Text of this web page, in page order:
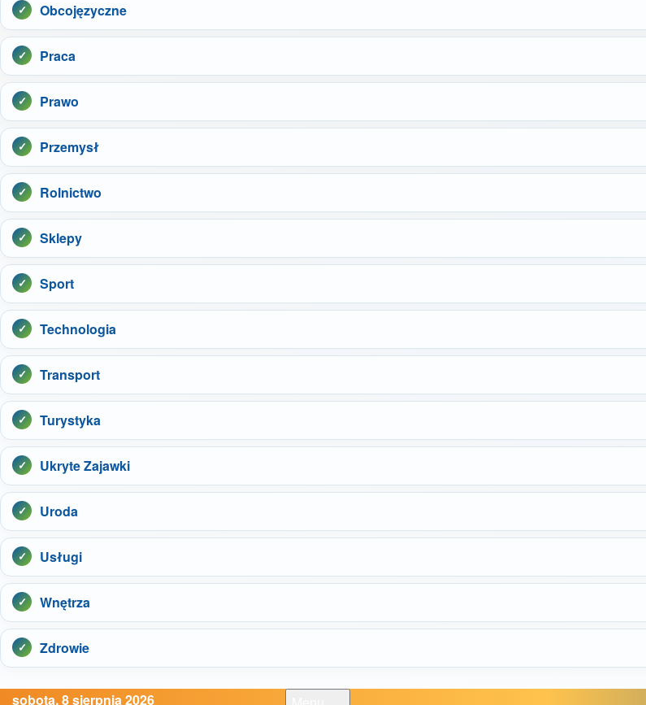
Obcojęzyczne
Praca
Prawo
Przemysł
Rolnictwo
Sklepy
Sport
Technologia
Transport
Turystyka
Ukryte Zajawki
Uroda
Usługi
Wnętrza
Zdrowie
sobota, 8 sierpnia 2026